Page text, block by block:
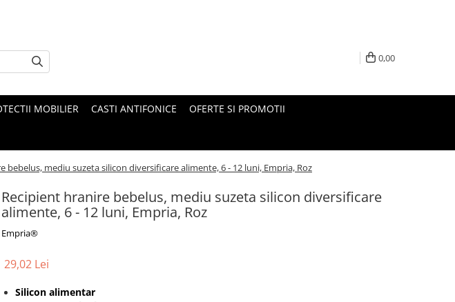
0,00
MOBILIER CASTI ANTIFONICE OFERTE SI PROMOTII
bebelus, mediu suzeta silicon diversificare alimente, 6 - 12 luni, Empria, Roz
Recipient hranire bebelus, mediu suzeta silicon diversificare
alimente, 6 - 12 luni, Empria, Roz
Empria®
29,02 Lei
Silicon alimentar